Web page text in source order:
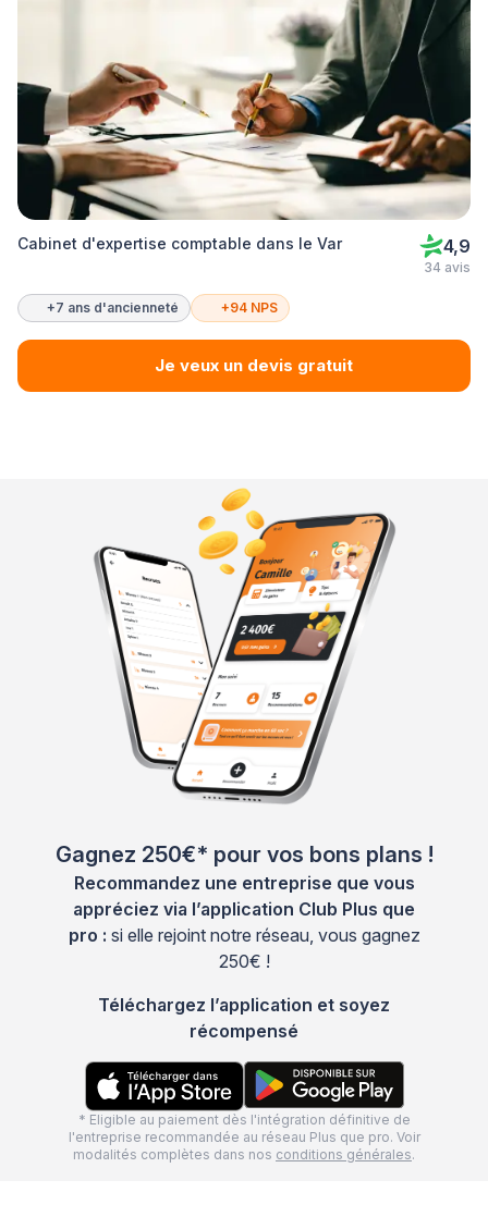
Cabinet d'expertise comptable dans le Var 4,9
34 avis
+7 ans d'ancienneté +94 NPS
Je veux un devis gratuit
Gagnez 250€* pour vos bons plans !
Recommandez une entreprise que vous
appréciez via l’application Club Plus que
pro : si elle rejoint notre réseau, vous gagnez
250€ !
Téléchargez l’application et soyez
récompensé
* Eligible au paiement dès l'intégration définitive de
l'entreprise recommandée au réseau Plus que pro. Voir
modalités complètes dans nos conditions générales.